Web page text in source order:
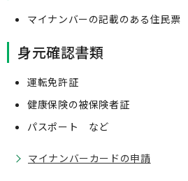
マイナンバーの記載のある住民票
身元確認書類
運転免許証
健康保険の被保険者証
パスポート など
マイナンバーカードの申請